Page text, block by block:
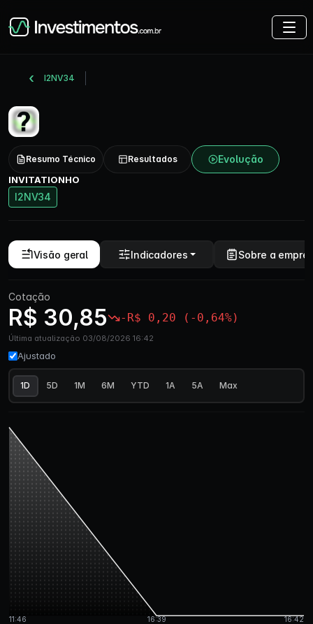
I2NV34
Resumo Técnico Resultados Evolução
INVITATIONHO
I2NV34
Visão geral Indicadores Sobre a
Cotação
R$ 30,85 -R$ 0,20 (-0,64%)
Última atualização 03/08/2026 16:42
Ajustado
1D 5D 1M 6M YTD 1A 5A Max